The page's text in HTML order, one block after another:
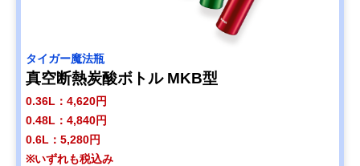
タイガー魔法瓶
真空断熱炭酸ボトル MKB型
0.36L：4,620円
0.48L：4,840円
0.6L：5,280円
※いずれも税込み